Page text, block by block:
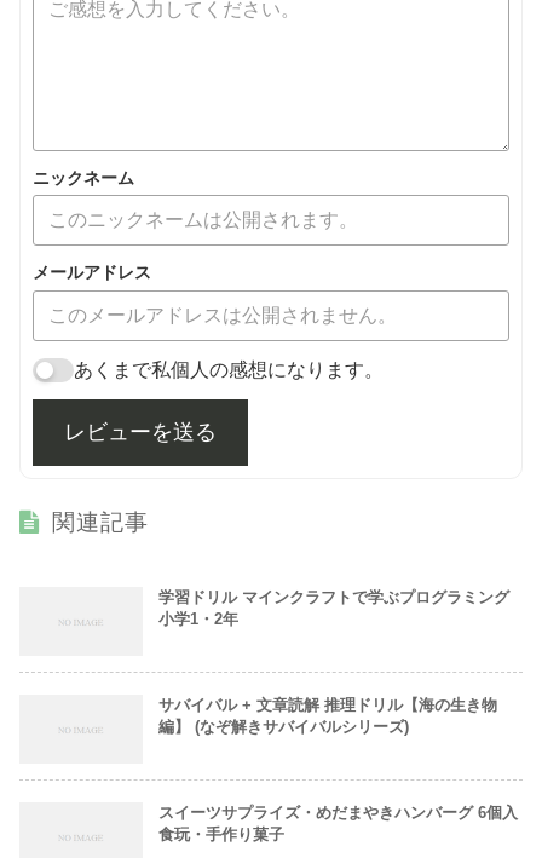
ニックネーム
メールアドレス
あくまで私個人の感想になります。
レビューを送る
関連記事
学習ドリル マインクラフトで学ぶプログラミング
小学1・2年
サバイバル + 文章読解 推理ドリル【海の生き物
編】 (なぞ解きサバイバルシリーズ)
スイーツサプライズ・めだまやきハンバーグ 6個入
食玩・手作り菓子